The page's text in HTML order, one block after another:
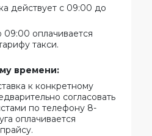
действует с 09:00 до
09:00 оплачивается
такси.
времени:
к конкретному
согласовать
по телефону 8-
оплачивается